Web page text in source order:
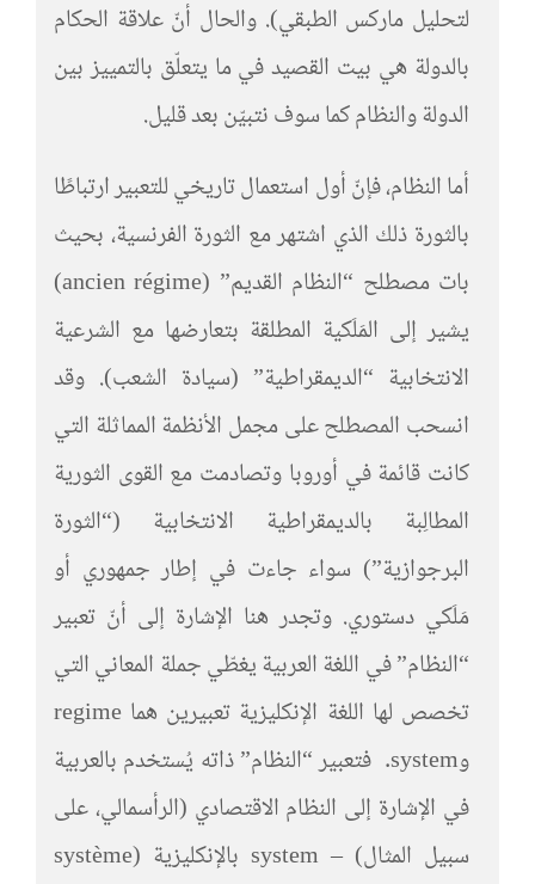
لتحليل ماركس الطبقي). والحال أنّ علاقة الحكام
بالدولة هي بيت القصيد في ما يتعلّق بالتمييز بين
الدولة والنظام كما سوف نتبيّن بعد قليل.
أما النظام، فإنّ أول استعمال تاريخي للتعبير ارتباطًا
بالثورة ذلك الذي اشتهر مع الثورة الفرنسية، بحيث
بات مصطلح “النظام القديم” (ancien régime)
يشير إلى المَلَكية المطلقة بتعارضها مع الشرعية
الانتخابية “الديمقراطية” (سيادة الشعب). وقد
انسحب المصطلح على مجمل الأنظمة المماثلة التي
كانت قائمة في أوروبا وتصادمت مع القوى الثورية
المطالِبة بالديمقراطية الانتخابية (“الثورة
البرجوازية”) سواء جاءت في إطار جمهوري أو
مَلَكي دستوري. وتجدر هنا الإشارة إلى أنّ تعبير
“النظام” في اللغة العربية يغطّي جملة المعاني التي
تخصص لها اللغة الإنكليزية تعبيرين هما regime
وsystem. فتعبير “النظام” ذاته يُستخدم بالعربية
في الإشارة إلى النظام الاقتصادي (الرأسمالي، على
سبيل المثال) – system بالإنكليزية (système